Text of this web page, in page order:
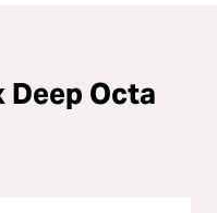
Octa